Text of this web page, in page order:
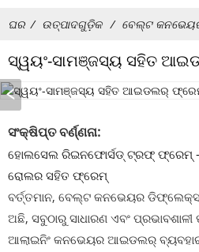
ଘର ଉତ୍ପାଦଗୁଡ଼ିକ ବେଲ୍ଟ
ସ୍ୱୟଂ-ସାମଞ୍ଜସ୍ୟ ସହିତ
ସଂକ୍ଷିପ୍ତ ବର୍ଣ୍ଣନା:
ହୋଲସେଲ ରିଇନଫୋର୍ସଡ୍ ଟ୍ରଫ୍
ରୋଲର ସହିତ ଫ୍ରେମ୍
ବର୍ତ୍ତମାନ, ବେଲ୍ଟ କନଭେୟର
ଅଛି, ସବୁଠାରୁ ସାଧାରଣ ଏବଂ
ଆଲାଇନିଂ କନଭେୟର ଆଇଡଲର୍